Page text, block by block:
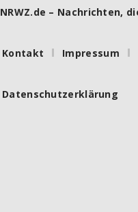
NRWZ.de – Nachrichten,
Kontakt Impressum
Datenschutzerklärung